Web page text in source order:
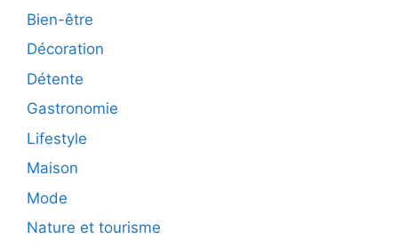
Bien-être
Décoration
Détente
Gastronomie
Lifestyle
Maison
Mode
Nature et tourisme